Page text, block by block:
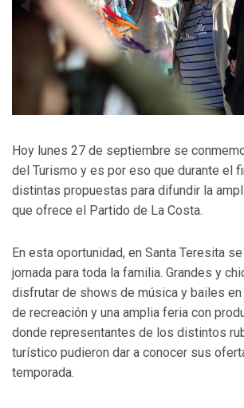
Hoy lunes 27 de septiembre se
del Turismo y es por eso que durante el
distintas propuestas para difundir la
que ofrece el Partido de La Costa.
En esta oportunidad, en Santa Teresita
jornada para toda la familia. Grandes y
disfrutar de shows de música y bailes en
de recreación y una amplia feria con
donde representantes de los distintos
turístico pudieron dar a conocer sus
temporada.